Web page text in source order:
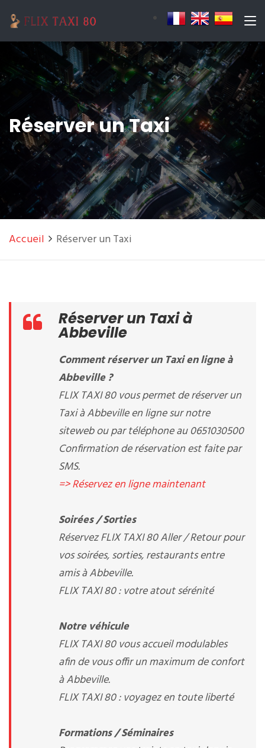
Réserver un Taxi
Accueil Réserver un Taxi
Réserver un Taxi à
Abbeville
Comment réserver un Taxi en ligne à
Abbeville ?
FLIX TAXI 80 vous permet de réserver un
Taxi à Abbeville en ligne sur notre
siteweb ou par téléphone au 0651030500
Confirmation de réservation est faite par
SMS.
=> Réservez en ligne maintenant
Soirées / Sorties
Réservez FLIX TAXI 80 Aller / Retour pour
vos soirées, sorties, restaurants entre
amis à Abbeville.
FLIX TAXI 80 : votre atout sérénité
Notre véhicule
FLIX TAXI 80 vous accueil modulables
afin de vous offir un maximum de confort
à Abbeville.
FLIX TAXI 80 : voyagez en toute liberté
Formations / Séminaires